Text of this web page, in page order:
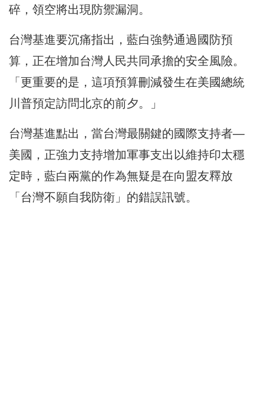
碎，領空將出現防禦漏洞。
台灣基進要沉痛指出，藍白強勢通過國防預
算，正在增加台灣人民共同承擔的安全風險。
「更重要的是，這項預算刪減發生在美國總統
川普預定訪問北京的前夕。」
台灣基進點出，當台灣最關鍵的國際支持者—
美國，正強力支持增加軍事支出以維持印太穩
定時，藍白兩黨的作為無疑是在向盟友釋放
「台灣不願自我防衛」的錯誤訊號。